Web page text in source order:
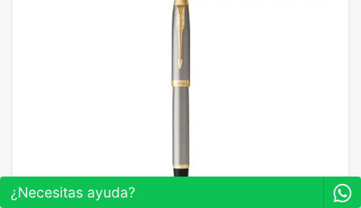
¿Necesitas ayuda?